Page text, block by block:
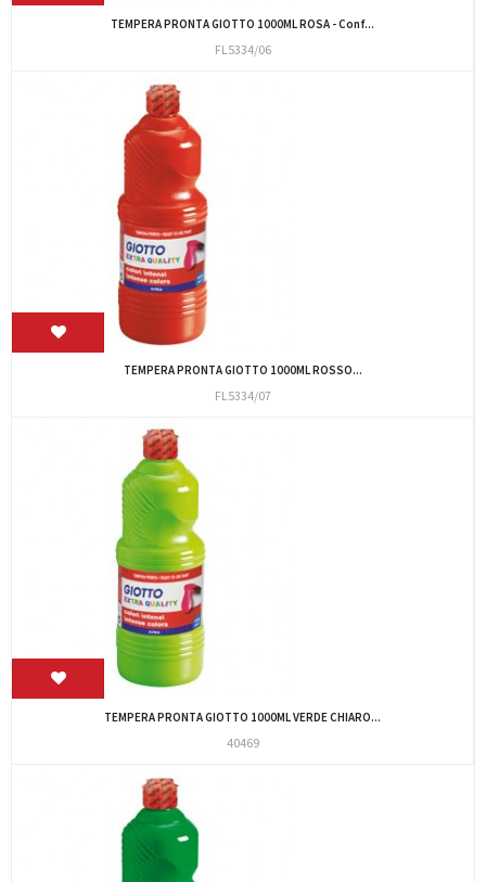
TEMPERA PRONTA GIOTTO 1000ML ROSA - Conf...
FL5334/06
TEMPERA PRONTA GIOTTO 1000ML ROSSO...
FL5334/07
TEMPERA PRONTA GIOTTO 1000ML VERDE CHIARO...
40469